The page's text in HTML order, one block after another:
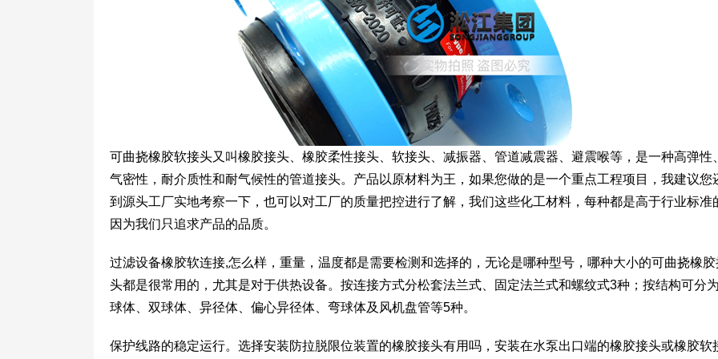
可曲挠橡胶软接头又叫橡胶接头、橡胶柔性接头、软接头、减振器、管道减震器、避震喉等，是一种高弹性
气密性，耐介质性和耐气候性的管道接头。产品以原材料为王，如果您做的是一个重点工程项目，我建议您
到源头工厂实地考察一下，也可以对工厂的质量把控进行了解，我们这些化工材料，每种都是高于行业标准
因为我们只追求产品的品质。
过滤设备橡胶软连接,怎么样，重量，温度都是需要检测和选择的，无论是哪种型号，哪种大小的可曲挠橡胶
头都是很常用的，尤其是对于供热设备。按连接方式分松套法兰式、固定法兰式和螺纹式3种；按结构可分
球体、双球体、异径体、偏心异径体、弯球体及风机盘管等5种。
保护线路的稳定运行。选择安装防拉脱限位装置的橡胶接头有用吗，安装在水泵出口端的橡胶接头或橡胶软